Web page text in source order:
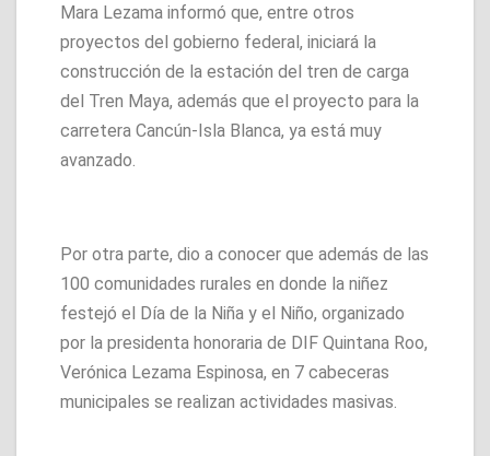
Mara Lezama informó que, entre otros
proyectos del gobierno federal, iniciará la
construcción de la estación del tren de carga
del Tren Maya, además que el proyecto para la
carretera Cancún-Isla Blanca, ya está muy
avanzado.
Por otra parte, dio a conocer que además de las
100 comunidades rurales en donde la niñez
festejó el Día de la Niña y el Niño, organizado
por la presidenta honoraria de DIF Quintana Roo,
Verónica Lezama Espinosa, en 7 cabeceras
municipales se realizan actividades masivas.